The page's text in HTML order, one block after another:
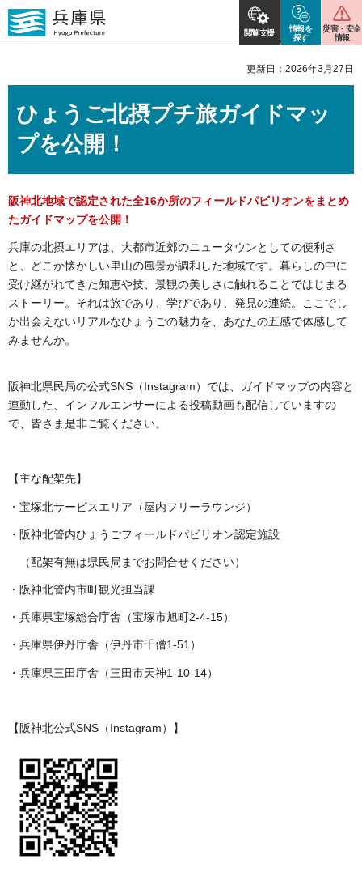
閲覧支援
情報を
探す
災害・安全
情報
更新日：2026年3月27日
ひょうご北摂プチ旅ガイドマッ
プを公開！
阪神北地域で認定された全16か所のフィールドパビリオンをまとめ
たガイドマップを公開！
兵庫の北摂エリアは、大都市近郊のニュータウンとしての便利さ
と、どこか懐かしい里山の風景が調和した地域です。暮らしの中に
受け継がれてきた知恵や技、景観の美しさに触れることではじまる
ストーリー。それは旅であり、学びであり、発見の連続。ここでし
か出会えないリアルなひょうごの魅力を、あなたの五感で体感して
みませんか。
阪神北県民局の公式SNS（Instagram）では、ガイドマップの内容と
連動した、インフルエンサーによる投稿動画も配信していますの
で、皆さま是非ご覧ください。
【主な配架先】
・宝塚北サービスエリア（屋内フリーラウンジ）
・阪神北管内ひょうごフィールドパビリオン認定施設
（配架有無は県民局までお問合せください）
・阪神北管内市町観光担当課
・兵庫県宝塚総合庁舎（宝塚市旭町2-4-15）
・兵庫県伊丹庁舎（伊丹市千僧1-51）
・兵庫県三田庁舎（三田市天神1-10-14）
【阪神北公式SNS（Instagram）】